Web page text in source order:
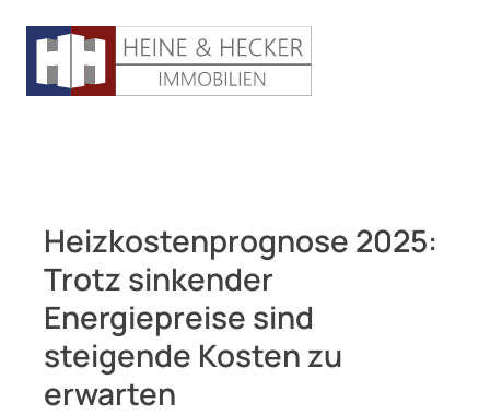
Heizkostenprognose 2025:
Trotz sinkender
Energiepreise sind
steigende Kosten zu
erwarten